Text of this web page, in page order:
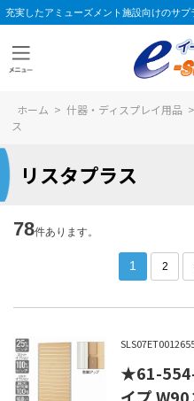
充実したアミューズメント施設向けのサプ
ホーム > 什器・ディスプレイ用品 >
ス
リスタプラス
78件あります。
1 2
★61-